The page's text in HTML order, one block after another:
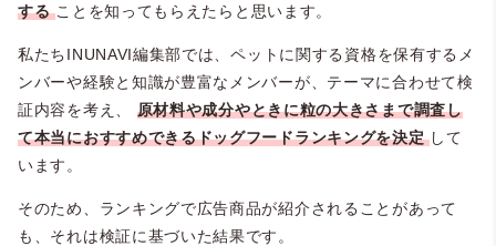
する ことを知ってもらえたらと思います。
私たちINUNAVI編集部では、ペットに関する資格を保有するメ
ンバーや経験と知識が豊富なメンバーが、テーマに合わせて検
証内容を考え、 原材料や成分やときに粒の大きさまで調査し
て本当におすすめできるドッグフードランキングを決定 して
います。
そのため、ランキングで広告商品が紹介されることがあって
も、それは検証に基づいた結果です。